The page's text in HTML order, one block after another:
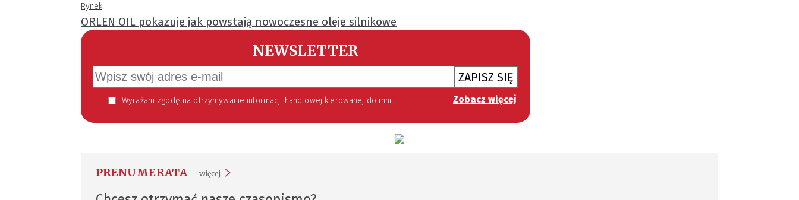
Rynek
ORLEN OIL pokazuje jak powstają nowoczesne oleje silnikowe
NEWSLETTER
ZAPISZ SIĘ
Wyrażam zgodę na otrzymywanie informacji handlowej kierowanej do mnie za pomocą środków komunikacji elektronicznej w szczególności poczty elektronicznej zgodnie z przepisem art. 10 ust 2 ustawy z dnia 18 lipca 2002 roku o świadczeniu usług drogą elektroniczną (Dz. U. 144 z 2002 r. poz. 1204). Zgoda jest dobrowolna, jednak jej wyrażenie jest konieczne, aby otrzymywać newsletter. Zobacz więcej
PRENUMERATA więcej